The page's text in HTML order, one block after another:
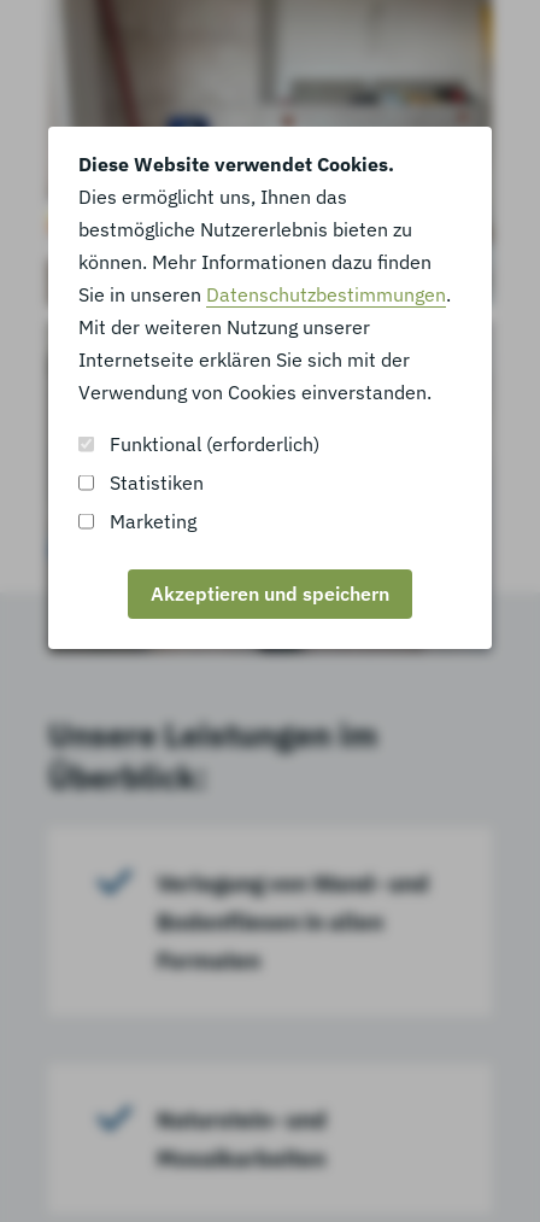
Unsere Leistungen im
Überblick:
Verlegung von Wand- und
Bodenfliesen in allen
Formaten
Naturstein- und
Mosaikarbeiten
Diese Website verwendet Cookies.
Dies ermöglicht uns, Ihnen das
bestmögliche Nutzererlebnis bieten zu
können. Mehr Informationen dazu finden
Sie in unseren Datenschutzbestimmungen.
Mit der weiteren Nutzung unserer
Internetseite erklären Sie sich mit der
Verwendung von Cookies einverstanden.
Funktional (erforderlich)
Statistiken
Marketing
Akzeptieren und speichern